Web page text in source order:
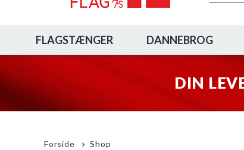
FLAGSTÆNGER DANNEBROG
DIN
Forside Shop